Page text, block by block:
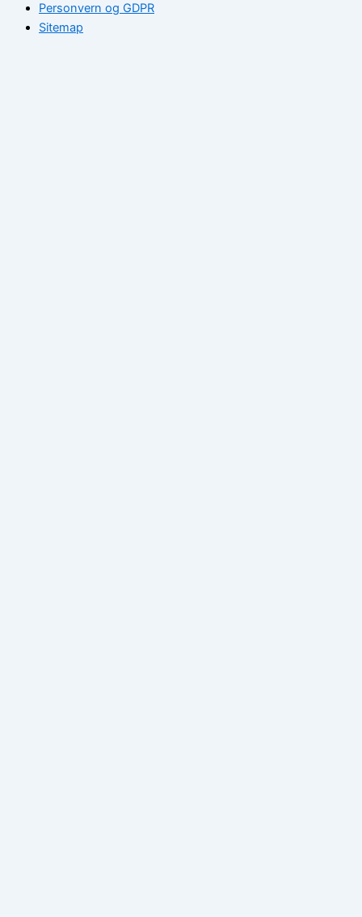
Personvern og GDPR
Sitemap